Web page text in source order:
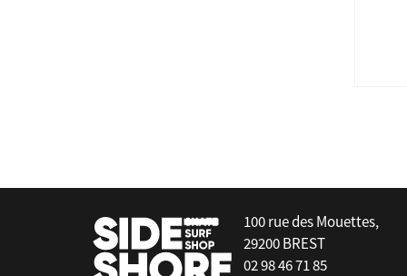
100 rue des Mouettes,
29200 BREST
02 98 46 71 85